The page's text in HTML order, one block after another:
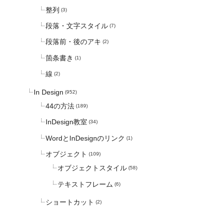
整列 (3)
段落・文字スタイル (7)
段落前・後のアキ (2)
箇条書き (1)
線 (2)
In Design (952)
44の方法 (189)
InDesign教室 (34)
WordとInDesignのリンク (1)
オブジェクト (109)
オブジェクトスタイル (58)
テキストフレーム (6)
ショートカット (2)